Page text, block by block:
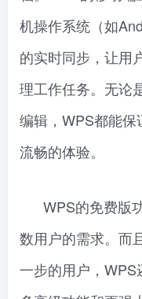
机操作系统（如
的实时同步，让用
理工作任务。无论
编辑，WPS都能
流畅的体验。
WPS的免费版
数用户的需求。而
一步的用户，